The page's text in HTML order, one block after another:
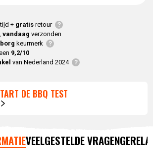
+ gratisretour
vandaag verzonden
keurmerk
9,2/10
van Nederland 2024
DE BBQ TEST
VEELGESTELDE VRAGEN